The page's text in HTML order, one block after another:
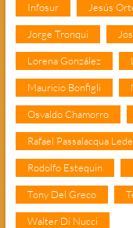
Infosur Jesús
Jorge Tronqui
Lorena González
Mauricio Bonfigli
Osvaldo Chamorro
Rafael Passalacqua
Rodolfo Estequin
Tony Del Greco
Walter Di Nucci